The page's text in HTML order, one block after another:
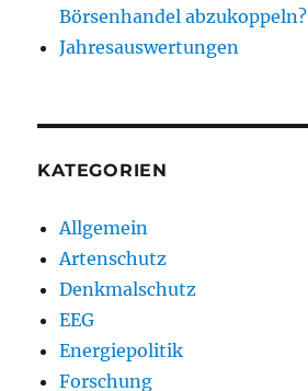
Börsenhandel abzukoppeln?
Jahresauswertungen
KATEGORIEN
Allgemein
Artenschutz
Denkmalschutz
EEG
Energiepolitik
Forschung